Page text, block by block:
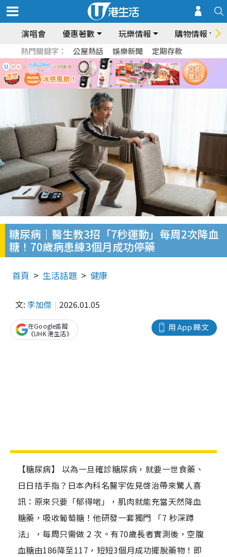
演唱會 優惠著數 玩樂情報 購物情報
熱門關鍵字： 公屋熱話 娛樂新聞 定期存款
糖尿病｜醫生教3招「7秒運動」每周2次降血
糖！70歲病患練3個月成功停藥
首頁 生活話題 健康
文: 李加傑 2026.01.05
用 App 睇文
在Google追蹤
《UHK 港生活》
【糖尿病】 以為一旦確診糖尿病，就要一世食藥、
日日拮手指？日本內科名醫宇佐見啓治帶來驚人喜
訊：原來只要「郁得啱」，肌肉就能充當天然降血
糖藥，吸收葡萄糖！他研發一套獨門 「7 秒深蹲
法」，每周只需做 2 次。有70歲長者實測後，空腹
血糖由186降至117，短短3個月成功擺脫藥物！即